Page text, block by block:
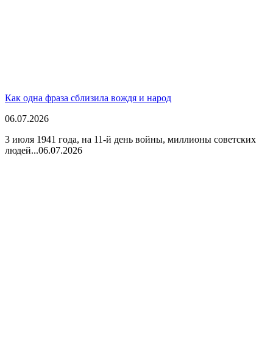
Как одна фраза сблизила вождя и народ
06.07.2026
3 июля 1941 года, на 11-й день войны, миллионы советских
людей...06.07.2026